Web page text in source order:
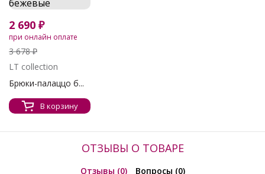
2 690 ₽
при онлайн оплате
3 678 ₽
LT collection
Брюки-палаццо б...
В корзину
ОТЗЫВЫ О ТОВАРЕ
Отзывы (0) Вопросы (0)